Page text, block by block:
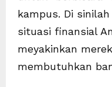
kampus. Di
situasi finansial
meyakinkan
membutuhkan